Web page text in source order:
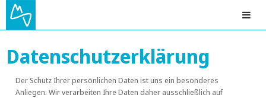
Datenschutzerklärung
Der Schutz Ihrer persönlichen Daten ist uns ein besonderes
Anliegen. Wir verarbeiten Ihre Daten daher ausschließlich auf